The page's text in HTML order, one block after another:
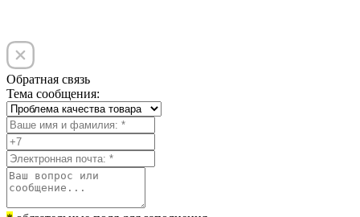
Обратная связь
Тема сообщения: